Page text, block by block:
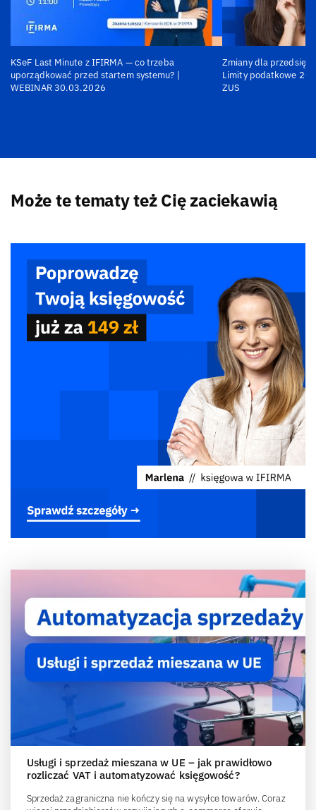
KSeF Last Minute z IFIRMA — co trzeba
uporządkować przed startem systemu? |
WEBINAR 30.03.2026
Zmiany dla
Limity podatkowe
ZUS
Może te tematy też Cię zaciekawią
Usługi i sprzedaż mieszana w UE – jak prawidłowo
rozliczać VAT i automatyzować księgowość?
Sprzedaż zagraniczna nie kończy się na wysyłce towarów. Coraz